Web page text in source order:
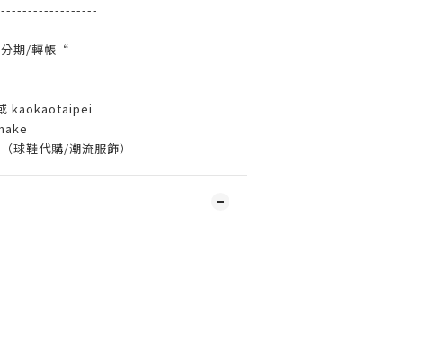
期/轉帳“
kaokaotaipei
（球鞋代購/潮流服飾）